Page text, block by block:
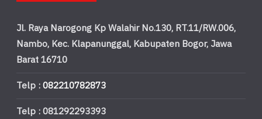
Jl. Raya Narogong Kp Walahir No.130, RT.11/RW.006,
Nambo, Kec. Klapanunggal, Kabupaten Bogor, Jawa
Barat 16710
Telp :082210782873
Telp : 081292293393